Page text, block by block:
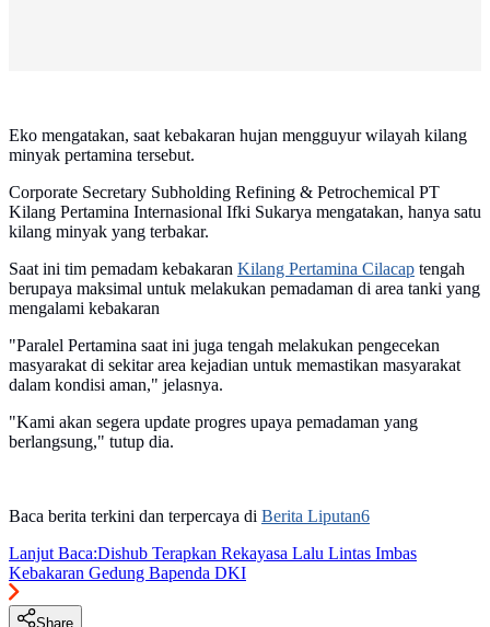
Eko mengatakan, saat kebakaran hujan mengguyur wilayah kilang
minyak pertamina tersebut.
Corporate Secretary Subholding Refining & Petrochemical PT
Kilang Pertamina Internasional Ifki Sukarya mengatakan, hanya satu
kilang minyak yang terbakar.
Saat ini tim pemadam kebakaran Kilang Pertamina Cilacap tengah
berupaya maksimal untuk melakukan pemadaman di area tanki yang
mengalami kebakaran
"Paralel Pertamina saat ini juga tengah melakukan pengecekan
masyarakat di sekitar area kejadian untuk memastikan masyarakat
dalam kondisi aman," jelasnya.
"Kami akan segera update progres upaya pemadaman yang
berlangsung," tutup dia.
Baca berita terkini dan terpercaya di Berita Liputan6
Lanjut Baca:Dishub Terapkan Rekayasa Lalu Lintas Imbas
Kebakaran Gedung Bapenda DKI
Share